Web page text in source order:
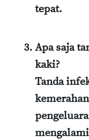
tepat.
Apa saja
kaki?
Tanda